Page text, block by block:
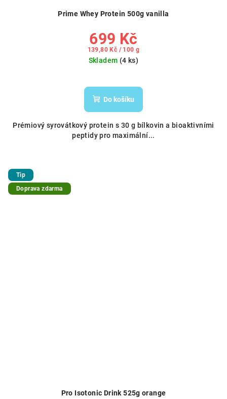
Prime Whey Protein 500g vanilla
699 Kč
Měrná
139,80 Kč / 100 g
Skladem (4 ks)
Do košíku
Prémiový syrovátkový protein s 30 g bílkovin a bioaktivními
peptidy pro maximální...
Tip
Doprava zdarma
Pro Isotonic Drink 525g orange